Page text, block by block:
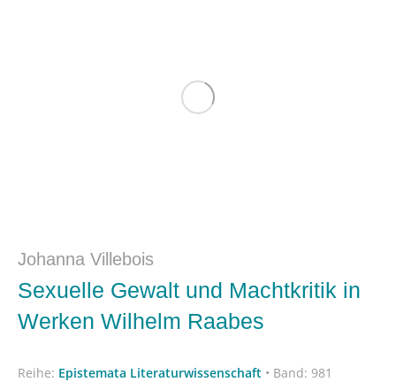
Johanna Villebois
Sexuelle Gewalt und Machtkritik in
Werken Wilhelm Raabes
Reihe: Epistemata Literaturwissenschaft • Band: 981